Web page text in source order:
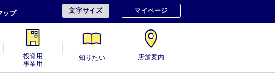
ップ 文字サイズ マイページ
投資用・事業用 知りたい 店舗案内